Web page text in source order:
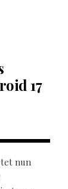
17
nun